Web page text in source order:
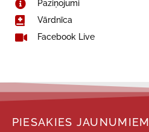
Paziņojumi
Vārdnīca
Facebook Live
PIESAKIES